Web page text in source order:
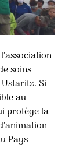
soins
Si
au
protège la
Pays